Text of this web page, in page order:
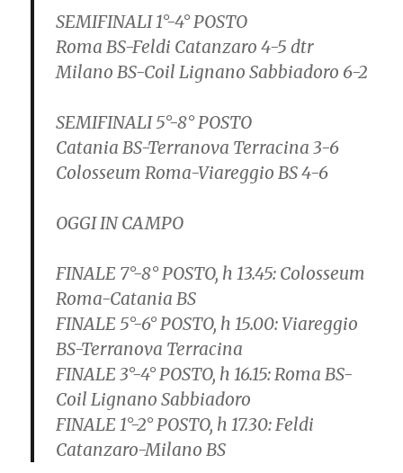
SEMIFINALI 1°-4° POSTO
Roma BS-Feldi Catanzaro 4-5 dtr
Milano BS-Coil Lignano Sabbiadoro 6-2
SEMIFINALI 5°-8° POSTO
Catania BS-Terranova Terracina 3-6
Colosseum Roma-Viareggio BS 4-6
OGGI IN CAMPO
FINALE 7°-8° POSTO, h 13.45: Colosseum
Roma-Catania BS
FINALE 5°-6° POSTO, h 15.00: Viareggio
BS-Terranova Terracina
FINALE 3°-4° POSTO, h 16.15: Roma BS-
Coil Lignano Sabbiadoro
FINALE 1°-2° POSTO, h 17.30: Feldi
Catanzaro-Milano BS